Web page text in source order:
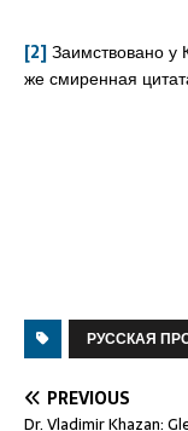
[2]Заимствовано у
же смиренная
РУССКАЯ
PREVIOUS
Dr. Vladimir Khazan: